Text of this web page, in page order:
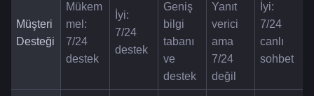
Müşteri
Desteği
Mükem
mel:
7/24
destek
İyi:
7/24
destek
Geniş
bilgi
tabanı
ve
destek
Yanıt
verici
ama
7/24
değil
İyi:
7/24
canlı
sohbet